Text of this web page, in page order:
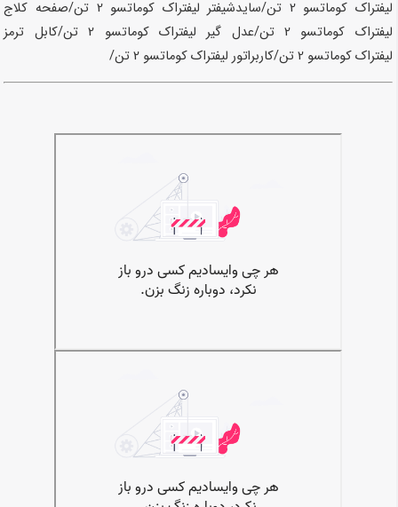
لیفتراک کوماتسو 2 تن /سایدشیفتر لیفتراک کوماتسو 2 تن
/صفحه کلاج
لیفتراک کوماتسو 2 تن /عدل گیر لیفتراک کوماتسو
/کابل ترمز
لیفتراک کوماتسو 2 تن /کاربراتور لیفتراک کوماتسو 2 تن /